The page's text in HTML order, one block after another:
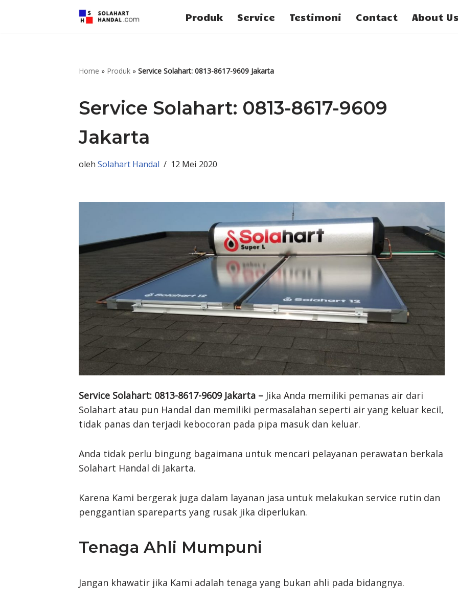
Produk Service Testimoni Contact About Us
Home » Produk » Service Solahart: 0813-8617-9609 Jakarta
Service Solahart: 0813-8617-9609
Jakarta
oleh Solahart Handal 12 Mei 2020
Service Solahart: 0813-8617-9609 Jakarta – Jika Anda memiliki pemanas air dari
Solahart atau pun Handal dan memiliki permasalahan seperti air yang keluar kecil,
tidak panas dan terjadi kebocoran pada pipa masuk dan keluar.
Anda tidak perlu bingung bagaimana untuk mencari pelayanan perawatan berkala
Solahart Handal di Jakarta.
Karena Kami bergerak juga dalam layanan jasa untuk melakukan service rutin dan
penggantian spareparts yang rusak jika diperlukan.
Tenaga Ahli Mumpuni
Jangan khawatir jika Kami adalah tenaga yang bukan ahli pada bidangnya.